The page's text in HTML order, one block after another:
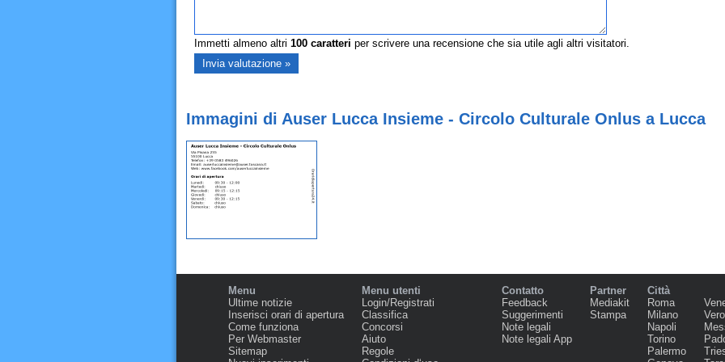
Immetti almeno altri 100caratteri per scrivere una recensione che sia utile agli altri visitatori.
Immagini di Auser Lucca Insieme - Circolo Culturale Onlus a Lucca
Menu
Ultime notizie
Inserisci orari di apertura
Come funziona
Per Webmaster
Sitemap
Menu utenti
Login/Registrati
Classifica
Concorsi
Aiuto
Regole
Contatto
Feedback
Suggerimenti
Note legali
Note legali App
Partner
Mediakit
Stampa
Città
Roma
Milano
Napoli
Torino
Palermo